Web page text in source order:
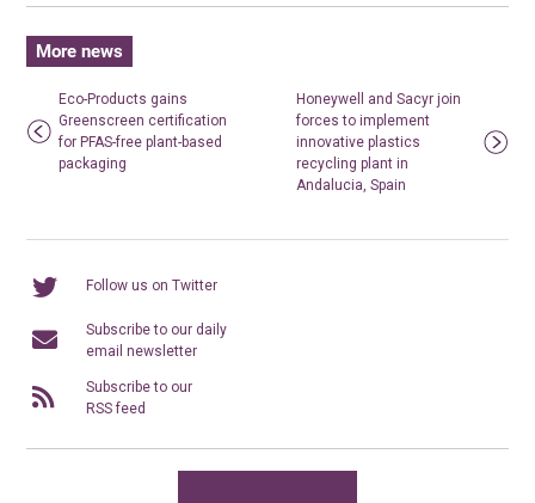
More news
Eco-Products gains
Greenscreen certification
for PFAS-free plant-based
packaging
Honeywell and Sacyr join
forces to implement
innovative plastics
recycling plant in
Andalucia, Spain
Follow us on Twitter
Subscribe to our daily
email newsletter
Subscribe to our
RSS feed